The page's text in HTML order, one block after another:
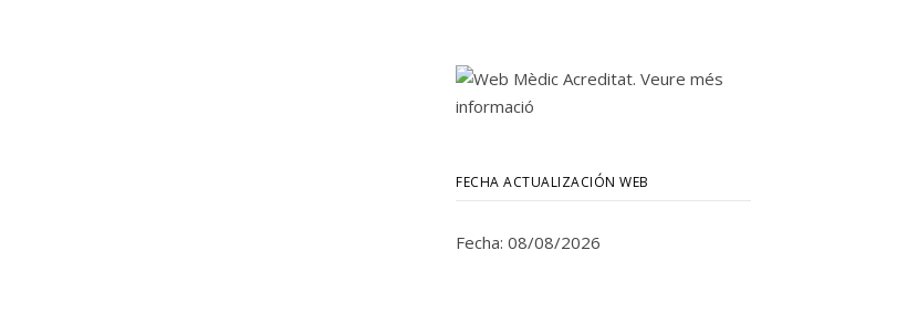
FECHA ACTUALIZACIÓN WEB
Fecha: 08/08/2026